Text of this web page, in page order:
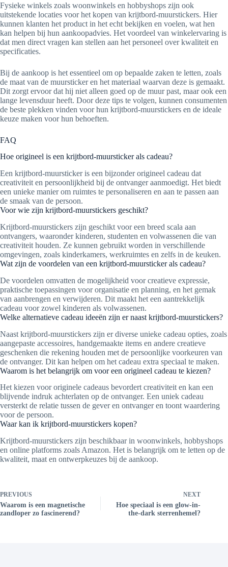
Fysieke winkels zoals woonwinkels en hobbyshops zijn ook
uitstekende locaties voor het kopen van krijtbord-muurstickers. Hier
kunnen klanten het product in het echt bekijken en voelen, wat hen
kan helpen bij hun aankoopadvies. Het voordeel van winkelervaring is
dat men direct vragen kan stellen aan het personeel over kwaliteit en
specificaties.
Bij de aankoop is het essentieel om op bepaalde zaken te letten, zoals
de maat van de muursticker en het materiaal waarvan deze is gemaakt.
Dit zorgt ervoor dat hij niet alleen goed op de muur past, maar ook een
lange levensduur heeft. Door deze tips te volgen, kunnen consumenten
de beste plekken vinden voor hun krijtbord-muurstickers en de ideale
keuze maken voor hun behoeften.
FAQ
Hoe origineel is een krijtbord-muursticker als cadeau?
Een krijtbord-muursticker is een bijzonder origineel cadeau dat
creativiteit en persoonlijkheid bij de ontvanger aanmoedigt. Het biedt
een unieke manier om ruimtes te personaliseren en aan te passen aan
de smaak van de persoon.
Voor wie zijn krijtbord-muurstickers geschikt?
Krijtbord-muurstickers zijn geschikt voor een breed scala aan
ontvangers, waaronder kinderen, studenten en volwassenen die van
creativiteit houden. Ze kunnen gebruikt worden in verschillende
omgevingen, zoals kinderkamers, werkruimtes en zelfs in de keuken.
Wat zijn de voordelen van een krijtbord-muursticker als cadeau?
De voordelen omvatten de mogelijkheid voor creatieve expressie,
praktische toepassingen voor organisatie en planning, en het gemak
van aanbrengen en verwijderen. Dit maakt het een aantrekkelijk
cadeau voor zowel kinderen als volwassenen.
Welke alternatieve cadeau ideeën zijn er naast krijtbord-muurstickers?
Naast krijtbord-muurstickers zijn er diverse unieke cadeau opties, zoals
aangepaste accessoires, handgemaakte items en andere creatieve
geschenken die rekening houden met de persoonlijke voorkeuren van
de ontvanger. Dit kan helpen om het cadeau extra speciaal te maken.
Waarom is het belangrijk om voor een origineel cadeau te kiezen?
Het kiezen voor originele cadeaus bevordert creativiteit en kan een
blijvende indruk achterlaten op de ontvanger. Een uniek cadeau
versterkt de relatie tussen de gever en ontvanger en toont waardering
voor de persoon.
Waar kan ik krijtbord-muurstickers kopen?
Krijtbord-muurstickers zijn beschikbaar in woonwinkels, hobbyshops
en online platforms zoals Amazon. Het is belangrijk om te letten op de
kwaliteit, maat en ontwerpkeuzes bij de aankoop.
PREVIOUS
Waarom is een magnetische
zandloper zo fascinerend?
NEXT
Hoe speciaal is een glow-in-
the-dark sterrenhemel?